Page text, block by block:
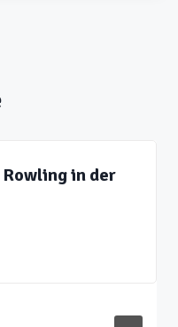
Rowling in der